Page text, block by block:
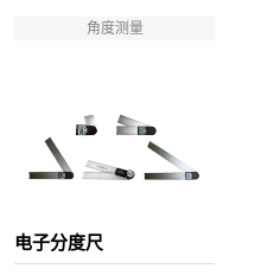
角度测量
电子分度尺